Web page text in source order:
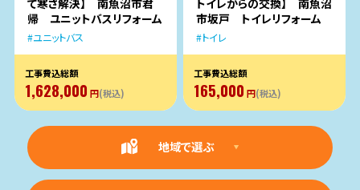
帰 ユニットバスリフォーム
ユニットバス
工事費込総額
1,628,000 円(税込)
市坂戸 トイレリフォーム
トイレ
工事費込総額
165,000 円(税込)
地域で選ぶ